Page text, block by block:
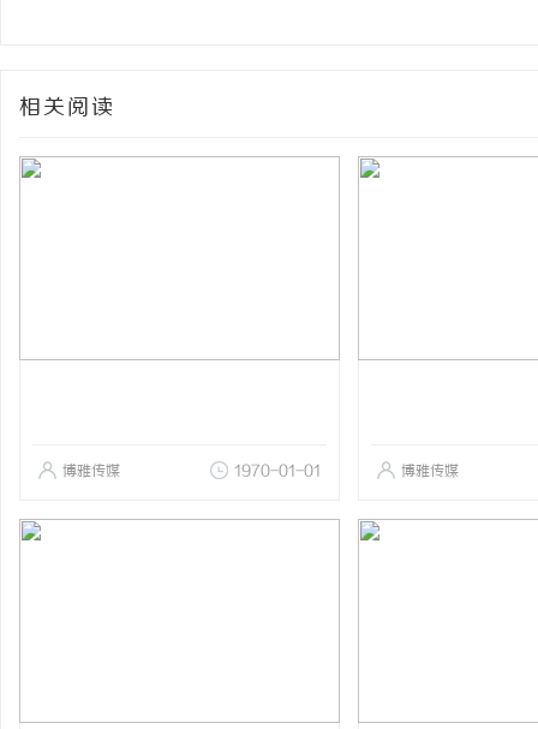
相关阅读
博雅传媒 1970-01-01 博雅传媒